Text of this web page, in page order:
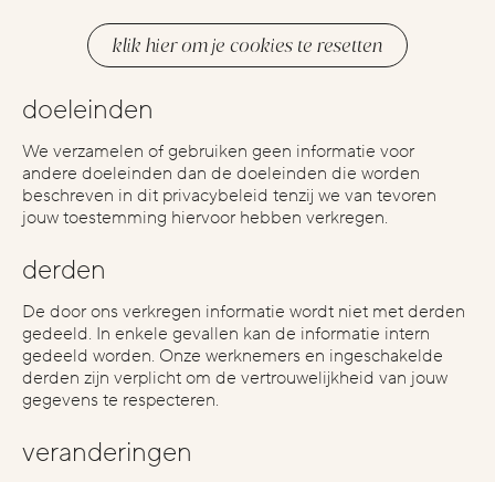
klik hier om je cookies te resetten
doeleinden
We verzamelen of gebruiken geen informatie voor
andere doeleinden dan de doeleinden die worden
beschreven in dit privacybeleid tenzij we van tevoren
jouw toestemming hiervoor hebben verkregen.
derden
De door ons verkregen informatie wordt niet met derden
gedeeld. In enkele gevallen kan de informatie intern
gedeeld worden. Onze werknemers en ingeschakelde
derden zijn verplicht om de vertrouwelijkheid van jouw
gegevens te respecteren.
veranderingen